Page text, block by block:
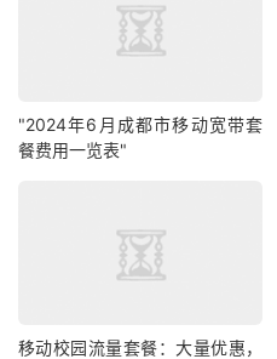
"2024年6月成都市移动宽带套
餐费用一览表"
移动校园流量套餐：大量优惠，